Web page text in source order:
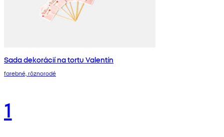
Sada dekorácií na tortu Valentín
farebné, rôznorodé
1